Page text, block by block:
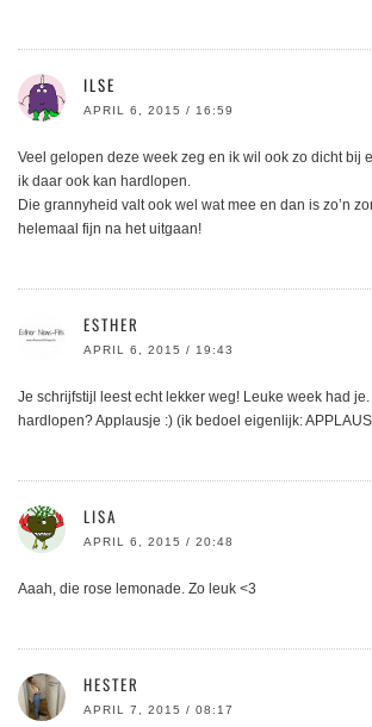
ILSE
APRIL 6, 2015 / 16:59
Veel gelopen deze week zeg en ik wil ook zo dicht bij
ik daar ook kan hardlopen.
Die grannyheid valt ook wel wat mee en dan is zo’n
helemaal fijn na het uitgaan!
ESTHER
APRIL 6, 2015 / 19:43
Je schrijfstijl leest echt lekker weg! Leuke week had
hardlopen? Applausje :) (ik bedoel eigenlijk:
LISA
APRIL 6, 2015 / 20:48
Aaah, die rose lemonade. Zo leuk <3
HESTER
APRIL 7, 2015 / 08:17